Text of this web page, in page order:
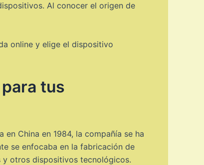
Al conocer el origen de
online y elige el dispositivo
tus
China en 1984, la compañía se ha
se enfocaba en la fabricación de
y otros dispositivos tecnológicos.